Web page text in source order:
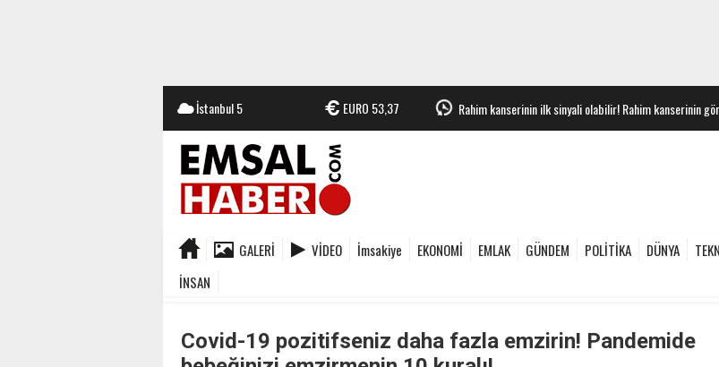
İstanbul5 EURO 53,37 Rahim kanserinin ilk sinyali olabilir! Rahim kanserinin
GALERI VIDEO İmsakiye EKONOMİ EMLAK GÜNDEM POLİTİKA DÜNYA
İNSAN
Covid-19 pozitifseniz daha fazla emzirin! Pandemide